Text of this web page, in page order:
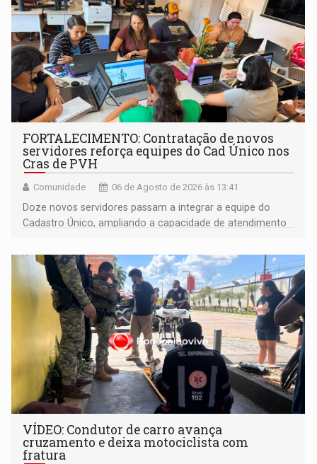
FORTALECIMENTO: Contratação de novos
servidores reforça equipes do Cad Único nos
Cras de PVH
Comunidade 06 de Agosto de 2026 às 13:41
Doze novos servidores passam a integrar a equipe do
Cadastro Único, ampliando a capacidade de atendimento
VÍDEO: Condutor de carro avança
cruzamento e deixa motociclista com
fratura